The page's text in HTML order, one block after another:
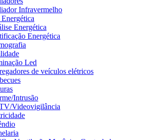
Infravermelho
Energética
Energética
Led
de veículos elétricos
Intrusão
Videovigilância